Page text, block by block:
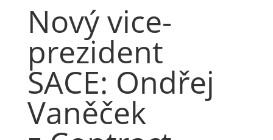
Nový vice-
prezident
SACE: Ondřej
Vaněček